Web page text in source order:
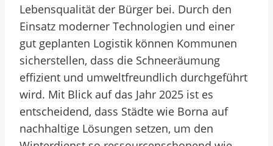
Lebensqualität der Bürger bei. Durch den
Einsatz moderner Technologien und einer
gut geplanten Logistik können Kommunen
sicherstellen, dass die Schneeräumung
effizient und umweltfreundlich durchgeführt
wird. Mit Blick auf das Jahr 2025 ist es
entscheidend, dass Städte wie Borna auf
nachhaltige Lösungen setzen, um den